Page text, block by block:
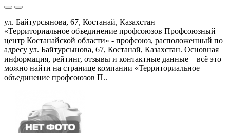
ул. Байтурсынова, 67, Костанай, Казахстан
«Территориальное объединение профсоюзов Профсоюзный
центр Костанайской области» - профсоюз, расположенный по
адресу ул. Байтурсынова, 67, Костанай, Казахстан. Основная
информация, рейтинг, отзывы и контактные данные – всё это
можно найти на странице компании «Территориальное
объединение профсоюзов П..